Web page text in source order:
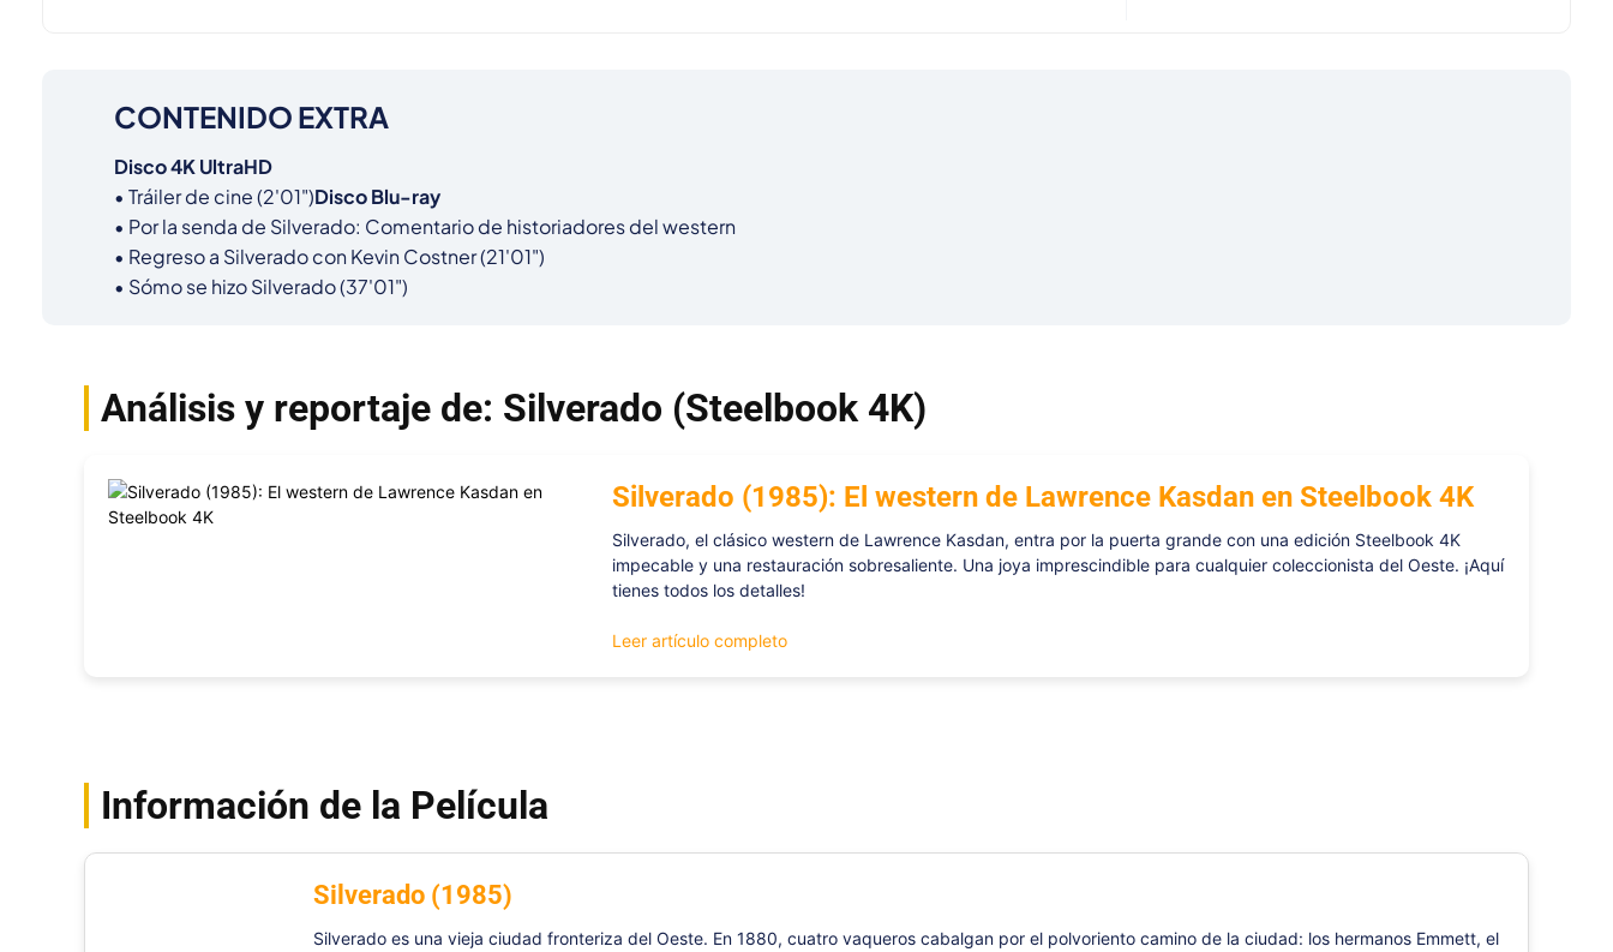
CONTENIDO EXTRA
Disco 4K UltraHD
• Tráiler de cine (2'01")Disco Blu-ray
• Por la senda de Silverado: Comentario de historiadores del western
• Regreso a Silverado con Kevin Costner (21'01")
• Sómo se hizo Silverado (37'01")
Análisis y reportaje de: Silverado (Steelbook 4K)
Silverado (1985): El western de Lawrence Kasdan en Steelbook 4K
Silverado, el clásico western de Lawrence Kasdan, entra por la puerta grande con una edición Steelbook 4K
impecable y una restauración sobresaliente. Una joya imprescindible para cualquier coleccionista del Oeste. ¡Aquí
tienes todos los detalles!
Leer artículo completo
Información de la Película
Silverado (1985)
Silverado es una vieja ciudad fronteriza del Oeste. En 1880, cuatro vaqueros cabalgan por el polvoriento camino de la ciudad: los hermanos Emmett, el